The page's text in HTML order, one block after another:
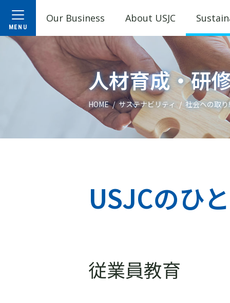
Our Business About USJC
人材育成・研
HOME サステナビリティ 社会への取
USJCのひ
従業員教育